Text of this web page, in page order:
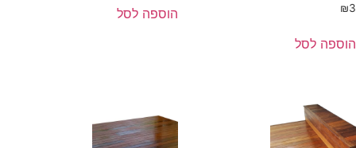
₪3
הוספה לסל
הוספה לסל